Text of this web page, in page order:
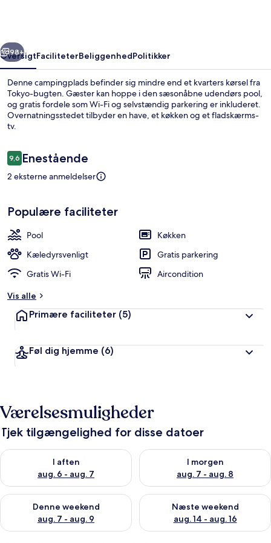
Næste
98+
OversigtFaciliteterBeliggenhedPolitikker
Denne campingplads befinder sig mindre end et kvarters kørsel fra
Tokyo-bugten. Gæster kan hoppe i den sæsonåbne udendørs pool,
og gratis fordele som Wi-Fi og selvstændig parkering er inkluderet.
Overnatningsstedet tilbyder en have, et køkken og et fladskærms-
tv.
Anmeldelser
9,69,6 ud af 10.
Enestående
2 eksterne anmeldelser
Populære faciliteter
Pool
Køkken
Kæledyrsvenligt
Gratis parkering
Gratis Wi-Fi
Aircondition
Vis alle
Primære faciliteter (5)
Føl dig hjemme (6)
Værelsesmuligheder
Tjek tilgængelighed for disse datoer
I aften
aug. 6 - aug. 7
Tjek tilgængelighed for i aften aug. 6 - aug. 7
I morgen
aug. 7 - aug. 8
Tjek tilgængelighed for i
Denne weekend
aug. 7 - aug. 9
Tjek tilgængelighed for denne weekend aug. 7 - aug. 9
Næste weekend
aug. 14 - aug. 16
Tjek tilgængelighed for næste